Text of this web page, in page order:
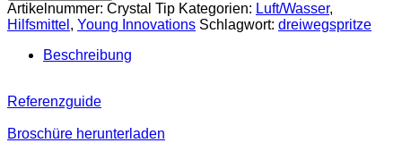
Artikelnummer: Crystal Tip Kategorien: Luft/Wasser,
Hilfsmittel , Young Innovations Schlagwort: dreiwegspritze
Beschreibung
Referenzguide
Broschüre herunterladen